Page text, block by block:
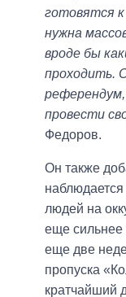
готовятся
нужна
вроде бы
проходить.
провести
Федоров.
Он также
людей на
еще сильнее
еще две
пропуска
кратчайший